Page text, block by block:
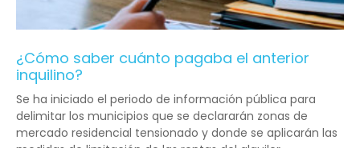
¿Cómo saber cuánto pagaba el anterior
inquilino?
Se ha iniciado el periodo de información pública para
delimitar los municipios que se declararán zonas de
mercado residencial tensionado y donde se aplicarán las